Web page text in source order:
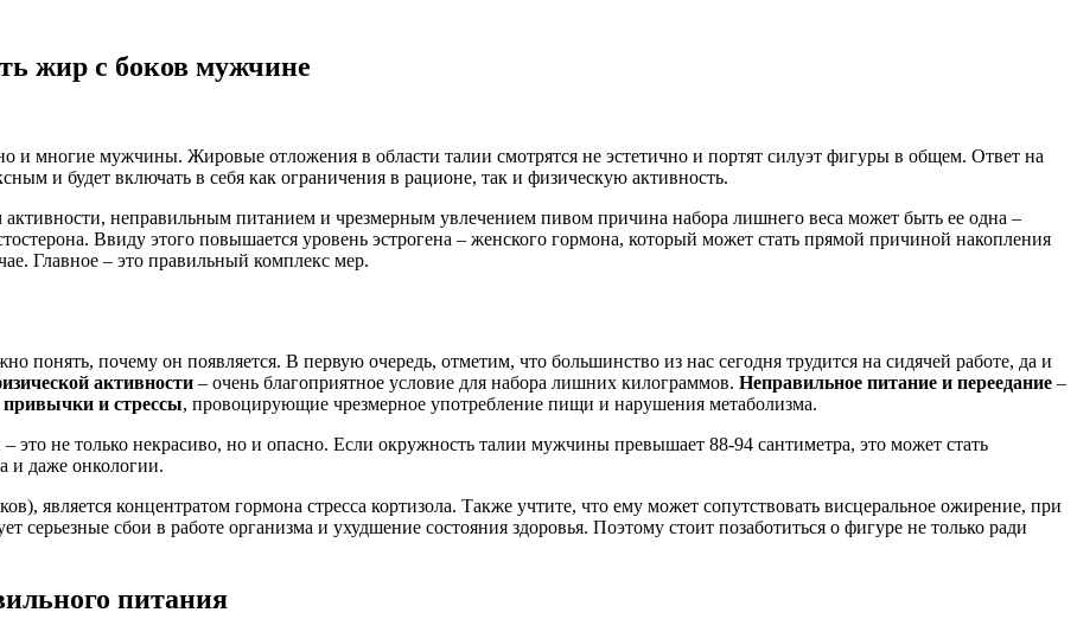
жир с боков мужчине
и многие мужчины. Жировые отложения в области талии смотрятся не эстетично и портят силуэт фигуры в общем. Ответ на
и будет включать в себя как ограничения в рационе, так и физическую активность.
активности, неправильным питанием и чрезмерным увлечением пивом причина набора лишнего веса может быть ее одна –
Ввиду этого повышается уровень эстрогена – женского гормона, который может стать прямой причиной накопления
Главное – это правильный комплекс мер.
понять, почему он появляется. В первую очередь, отметим, что большинство из нас сегодня трудится на сидячей работе, да и
активности – очень благоприятное условие для набора лишних килограммов. Неправильное питание и переедание –
и стрессы, провоцирующие чрезмерное употребление пищи и нарушения метаболизма.
не только некрасиво, но и опасно. Если окружность талии мужчины превышает 88-94 сантиметра, это может стать
и даже онкологии.
является концентратом гормона стресса кортизола. Также учтите, что ему может сопутствовать висцеральное ожирение, при
сбои в работе организма и ухудшение состояния здоровья. Поэтому стоит позаботиться о фигуре не только ради
питания